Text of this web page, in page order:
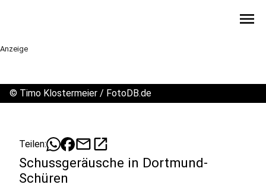
menu
Anzeige
© Timo Klostermeier / FotoDB.de
Teilen: mailopen_in_new
Schussgeräusche in Dortmund-
Schüren